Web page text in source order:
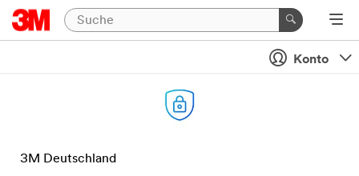
Konto
3M Deutschland